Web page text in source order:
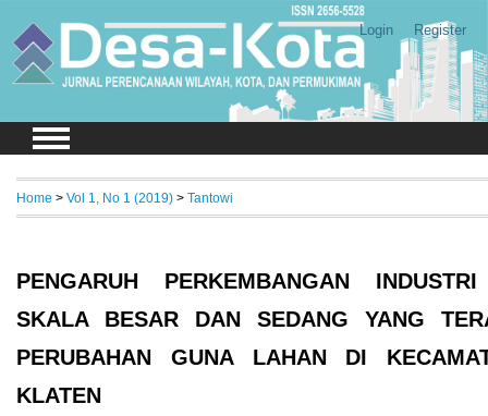
Login Register
Home > Vol 1, No 1 (2019) > Tantowi
PENGARUH PERKEMBANGAN
SKALA BESAR DAN SEDANG YANG
PERUBAHAN GUNA LAHAN DI
KLATEN